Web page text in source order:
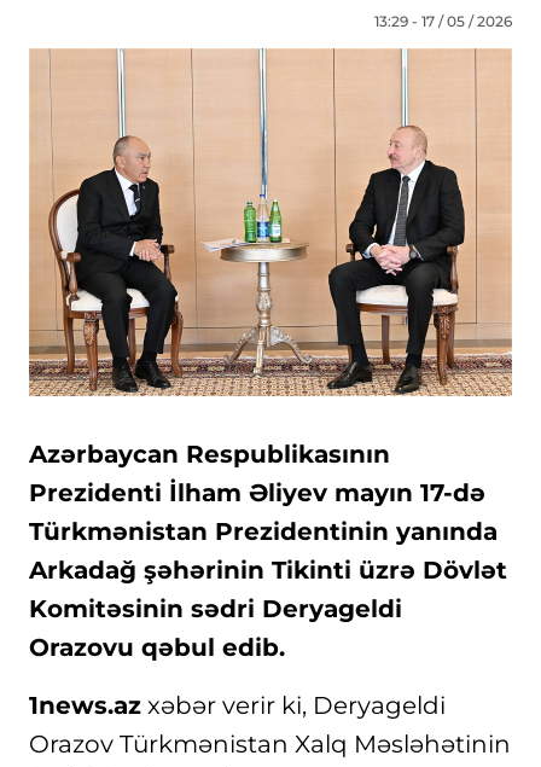
13:29 - 17 / 05 / 2026
Azərbaycan Respublikasının
Prezidenti İlham Əliyev mayın 17-də
Türkmənistan Prezidentinin yanında
Arkadağ şəhərinin Tikinti üzrə Dövlət
Komitəsinin sədri Deryageldi
Orazovu qəbul edib.
1news.az xəbər verir ki, Deryageldi
Orazov Türkmənistan Xalq Məsləhətinin